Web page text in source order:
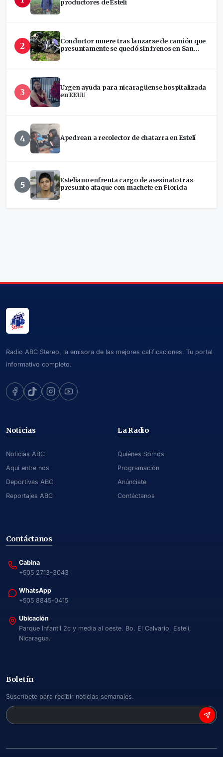
productores de Estelí
2
Conductor muere tras lanzarse de camión que
presuntamente se quedó sin frenos en San
3
Urgen ayuda para nicaragüense hospitalizada
en EEUU
4 Apedrean a recolector de chatarra en Estelí
5
Esteliano enfrenta cargo de asesinato tras
presunto ataque con machete en Florida
Radio ABC Stereo, la emisora de las mejores calificaciones. Tu portal
informativo completo.
Noticias
Noticias ABC
Aquí entre nos
Deportivas ABC
Reportajes ABC
La Radio
Quiénes Somos
Programación
Anúnciate
Contáctanos
Contáctanos
Cabina
+505 2713-3043
WhatsApp
+505 8845-0415
Ubicación
Parque Infantil 2c y media al oeste. Bo. El Calvario, Estelí,
Nicaragua.
Boletín
Suscríbete para recibir noticias semanales.